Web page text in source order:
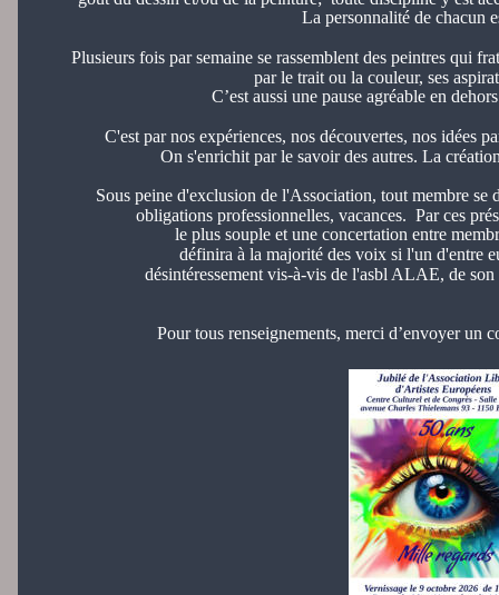
La personnalité de chacun
Plusieurs fois par semaine se rassemblent des peintres qui
par le trait ou la couleur, ses
C’est aussi une pause agréable en
C'est par nos expériences, nos découvertes, nos idées
On s'enrichit par le savoir des autres. La
Sous peine d'exclusion de l'Association, tout membre se
obligations professionnelles, vacances.  Par ces
le plus souple et une concertation entre
définira à la majorité des voix si l'un d'entre
désintéressement vis-à-vis de l'asbl ALAE, de
Pour tous renseignements, merci d’envoyer un